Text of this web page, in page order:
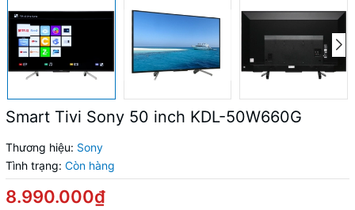
Smart Tivi Sony 50 inch KDL-50W660G
Thương hiệu: Sony
Tình trạng: Còn hàng
8.990.000₫